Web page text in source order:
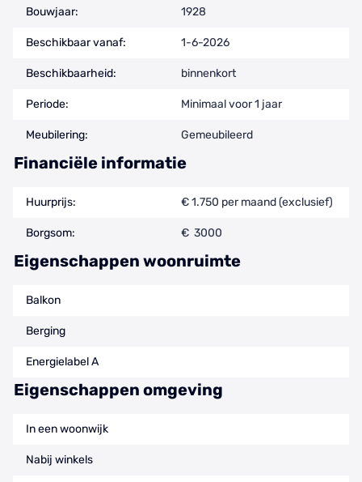
Bouwjaar: 1928
Beschikbaar vanaf: 1-6-2026
Beschikbaarheid: binnenkort
Periode: Minimaal voor 1 jaar
Meubilering: Gemeubileerd
Financiële informatie
Huurprijs: € 1.750 per maand (exclusief)
Borgsom: € 3000
Eigenschappen woonruimte
Balkon
Berging
Energielabel A
Eigenschappen omgeving
In een woonwijk
Nabij winkels